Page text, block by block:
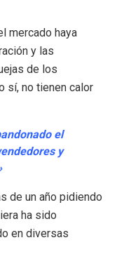
mercado haya
y las
de los
sí, no tienen calor
el
y
de un año pidiendo
ha sido
en diversas